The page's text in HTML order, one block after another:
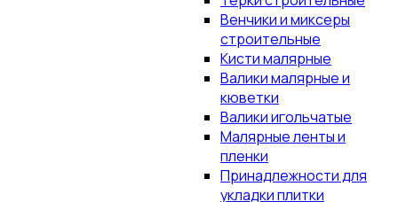
Венчики и миксеры
строительные
Кисти малярные
Валики малярные и
кюветки
Валики игольчатые
Малярные ленты и
пленки
Принадлежности для
укладки плитки